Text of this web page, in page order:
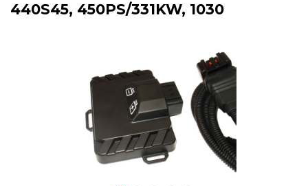
440S45, 450PS/331KW, 1030